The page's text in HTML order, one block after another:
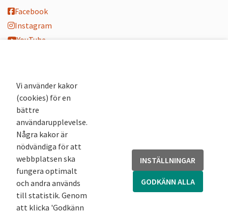
Facebook
Instagram
YouTube
Nyhetsbrev
Andra webbplatser
Arkivsök
Fornsök
Fornreg
Bebyggelseregistret
Runor
Kringla
Vi använder kakor
(cookies) för en
bättre
användarupplevelse.
Några kakor är
nödvändiga för att
webbplatsen ska
fungera optimalt
och andra används
till statistik. Genom
att klicka 'Godkänn
INSTÄLLNINGAR
GODKÄNN ALLA